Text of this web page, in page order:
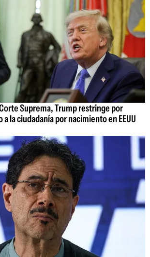
Suprema, Trump restringe por
la ciudadanía por nacimiento en EEUU